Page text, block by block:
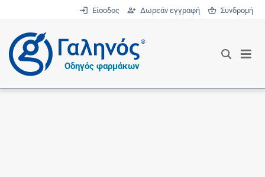
Είσοδος Δωρεάν εγγραφή Συνδρομή
®
Οδηγός φαρμάκων